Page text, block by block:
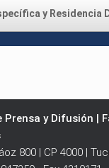
y Residencia
Prensa y Difusión |
800 | CP 4000 |